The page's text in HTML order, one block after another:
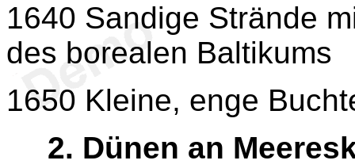
1640 Sandige Strände
des borealen Baltikums
1650 Kleine, enge
2. Dünen an